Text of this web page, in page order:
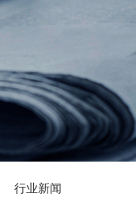
行业新闻